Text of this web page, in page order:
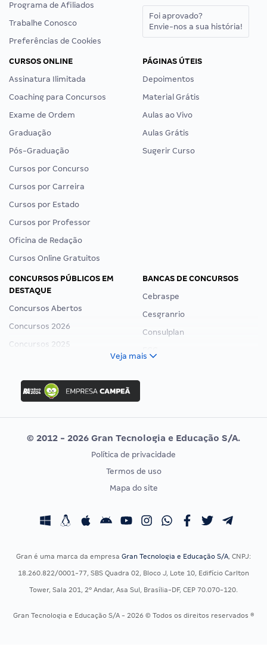
Programa de Afiliados
Trabalhe Conosco
Preferências de Cookies
Foi aprovado?
Envie-nos a sua história!
CURSOS ONLINE
Assinatura Ilimitada
Coaching para Concursos
Exame de Ordem
Graduação
Pós-Graduação
Cursos por Concurso
Cursos por Carreira
Cursos por Estado
Cursos por Professor
Oficina de Redação
Cursos Online Gratuitos
PÁGINAS ÚTEIS
Depoimentos
Material Grátis
Aulas ao Vivo
Aulas Grátis
Sugerir Curso
CONCURSOS PÚBLICOS EM
DESTAQUE
Concursos Abertos
Concursos 2026
Concursos 2025
Concurso Ibama
Concurso MPU
Editais publicados
BANCAS DE CONCURSOS
Cebraspe
Cesgranrio
Consulplan
Vunesp
CONCURSOS POR PROFISSÃO
Concursos Fiscais
Concursos Saúde
Residência Multiprofissional
EXAME DE ORDEM
Calendário OAB
Veja mais
© 2012 - 2026 Gran Tecnologia e Educação S/A.
Política de privacidade
Termos de uso
Mapa do site
Gran é uma marca da empresa Gran Tecnologia e Educação S/A, CNPJ:
18.260.822/0001-77, SBS Quadra 02, Bloco J, Lote 10, Edifício Carlton
Tower, Sala 201, 2º Andar, Asa Sul, Brasília-DF, CEP 70.070-120.
Gran Tecnologia e Educação S/A - 2026 © Todos os direitos reservados ®